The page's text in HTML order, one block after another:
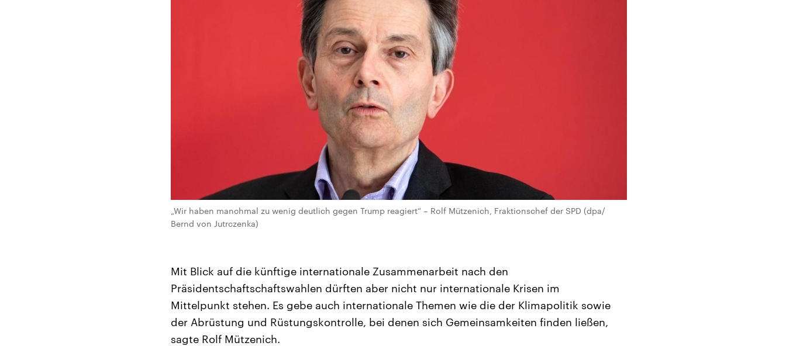
„Wir haben manchmal zu wenig deutlich gegen Trump reagiert“ – Rolf Mützenich, Fraktionschef der SPD (dpa/
Bernd von Jutrczenka)
Mit Blick auf die künftige internationale Zusammenarbeit nach den
Präsidentschaftschaftswahlen dürften aber nicht nur internationale Krisen im
Mittelpunkt stehen. Es gebe auch internationale Themen wie die der Klimapolitik sowie
der Abrüstung und Rüstungskontrolle, bei denen sich Gemeinsamkeiten finden ließen,
sagte Rolf Mützenich.